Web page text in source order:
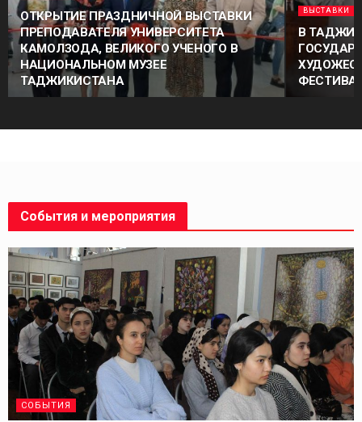
ОТКРЫТИЕ ПРАЗДНИЧНОЙ ВЫСТАВКИ
ПРЕПОДАВАТЕЛЯ УНИВЕРСИТЕТА
КАМОЛЗОДА, ВЕЛИКОГО УЧЕНОГО В
НАЦИОНАЛЬНОМ МУЗЕЕ
ТАДЖИКИСТАНА
ВЫСТАВКИ
В
События и мероприятия
СОБЫТИЯ